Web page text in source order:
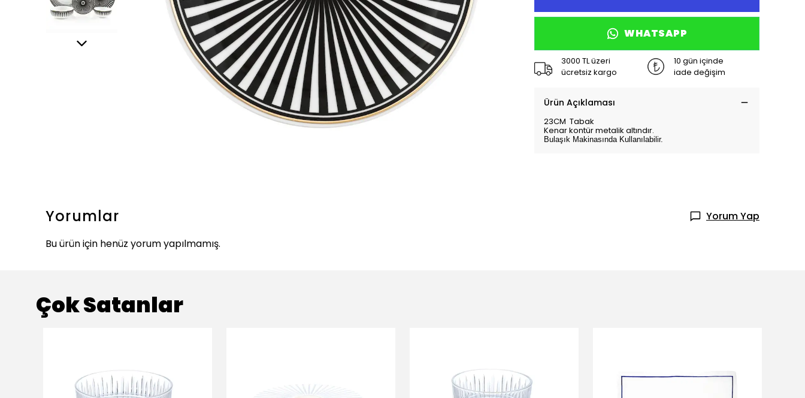
WHATSAPP
3000 TL üzeri
ücretsiz kargo
10 gün içinde
iade değişim
Ürün Açıklaması
23CM Tabak
Kenar kontür metalik altındır.
Bulaşık Makinasında Kullanılabilir.
Yorumlar
Yorum Yap
Bu ürün için henüz yorum yapılmamış.
Çok Satanlar